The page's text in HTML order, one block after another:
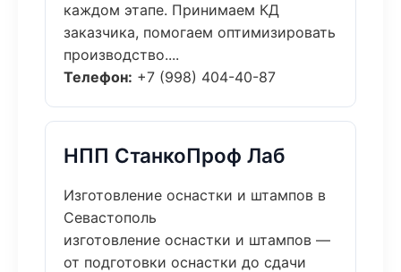
каждом этапе. Принимаем КД
заказчика, помогаем оптимизировать
производство....
Телефон: +7 (998) 404-40-87
НПП СтанкоПроф Лаб
Изготовление оснастки и штампов в
Севастополь
изготовление оснастки и штампов —
от подготовки оснастки до сдачи